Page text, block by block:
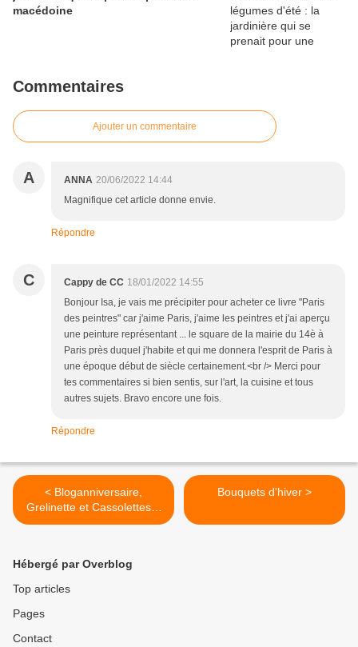
macédoine
Commentaires
Ajouter un commentaire
A ANNA 20/06/2022 14:44
Magnifique cet article donne envie.
Répondre
C Cappy de CC 18/01/2022 14:55
Bonjour Isa, je vais me précipiter pour acheter ce livre "Paris
des peintres" car j'aime Paris, j'aime les peintres et j'ai aperçu
une peinture représentant ... le square de la mairie du 14è à
Paris près duquel j'habite et qui me donnera l'esprit de Paris à
une époque début de siècle certainement.<br /> Merci pour
tes commentaires si bien sentis, sur l'art, la cuisine et tous
autres sujets. Bravo encore une fois.
Répondre
< Bloganniversaire,
Grelinette et Cassolettes a
11 ans !
Bouquets d'hiver >
Hébergé par Overblog
Top articles
Pages
Contact